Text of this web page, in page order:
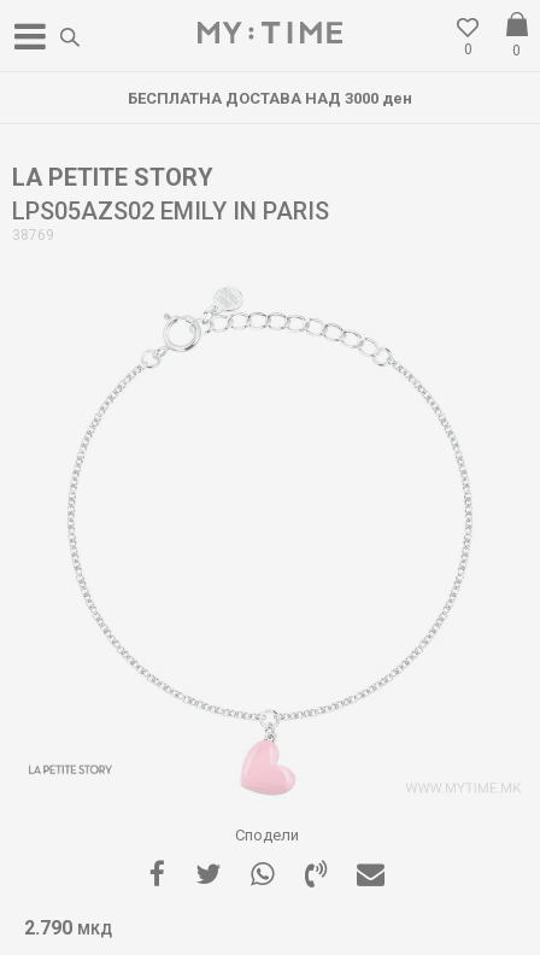
0
0
БЕСПЛАТНА ДОСТАВА НАД 3000 ден
LA PETITE STORY
LPS05AZS02 EMILY IN PARIS
38769
Сподели
2.790 МКД